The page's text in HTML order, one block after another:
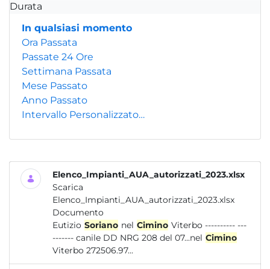
Durata
In qualsiasi momento
Ora Passata
Passate 24 Ore
Settimana Passata
Mese Passato
Anno Passato
Intervallo Personalizzato…
Elenco_Impianti_AUA_autorizzati_2023.xlsx
Scarica
Elenco_Impianti_AUA_autorizzati_2023.xlsx
Documento
Eutizio Soriano nel Cimino Viterbo ---------- ---
------- canile DD NRG 208 del 07...nel Cimino
Viterbo 272506.97...